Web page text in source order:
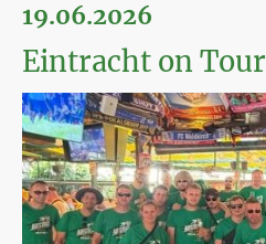
19.06.2026
Eintracht on Tour